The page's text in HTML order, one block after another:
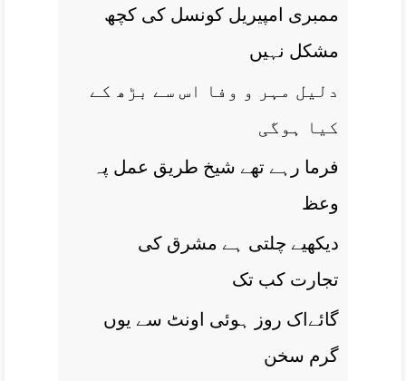
ممبری امپيريل کونسل کی کچھ
مشکل نہيں
دليل مہر و وفا اس سے بڑھ کے
کيا ہوگی
فرما رہے تھے شيخ طريق عمل پہ
وعظ
ديکھیے چلتی ہے مشرق کی
تجارت کب تک
گائےاک روز ہوئی اونٹ سے يوں
گرم سخن